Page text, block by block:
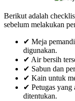
Berikut adalah
sebelum melakukan
✔ Meja
digunakan.
✔ Air bersih
✔ Sabun dan
✔ Kain untuk
✔ Petugas yang
ditentukan.